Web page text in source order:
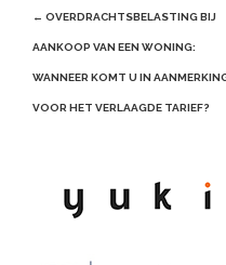
Post
navigation
← OVERDRACHTSBELASTING BIJ
AANKOOP VAN EEN WONING:
WANNEER KOMT U IN
VOOR HET VERLAAGDE TARIEF?